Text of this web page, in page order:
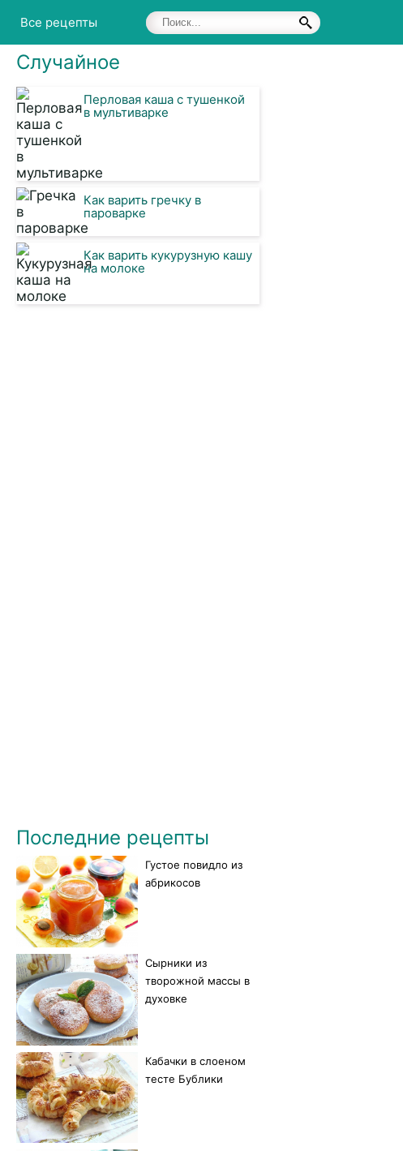
Все рецепты
Случайное
Перловая каша с тушенкой
в мультиварке
Как варить гречку в
пароварке
Как варить кукурузную кашу
на молоке
Последние рецепты
Густое повидло из
абрикосов
Сырники из
творожной массы в
духовке
Кабачки в слоеном
тесте Бублики